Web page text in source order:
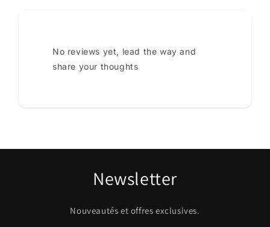
No reviews yet, lead the way and
share your thoughts
Newsletter
Nouveautés et offres exclusives.